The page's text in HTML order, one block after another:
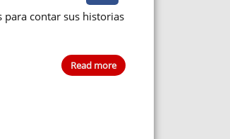
contar sus historias
Read more